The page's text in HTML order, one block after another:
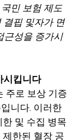
민 보험 제도
결핍 및자가 면
근성을 증가시
시킵니다
주로 보상 기증
니다. 이러한
및 수집 병목
한된 혈장 공